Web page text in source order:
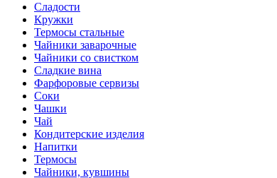
Сладости
Кружки
Термосы стальные
Чайники заварочные
Чайники со свистком
Сладкие вина
Фарфоровые сервизы
Соки
Чашки
Чай
Кондитерские изделия
Напитки
Термосы
Чайники, кувшины